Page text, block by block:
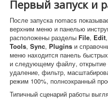
Первый запуск и
После запуска nomacs
верхним меню и панелью
расположены разделы File, Edit,
Tools, Sync, Plugins и
меню находится панель
и следующему файлу, открытие
удаление, фильтр,
режим 100%, полноэкранный
Типичный сценарий работы